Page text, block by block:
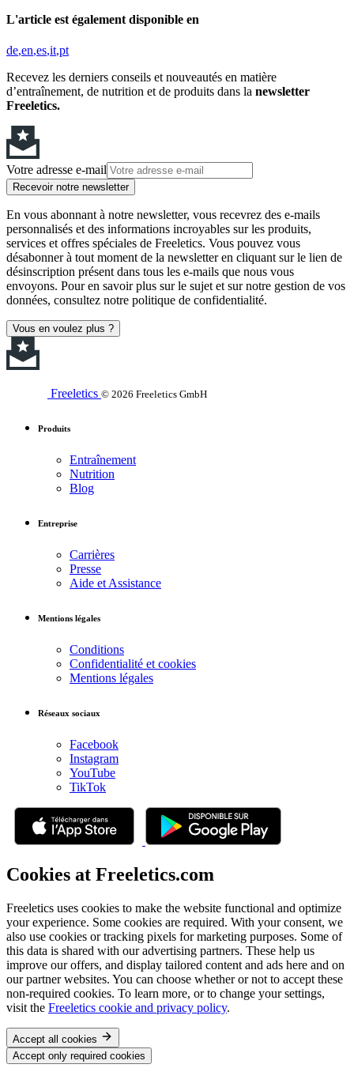
L'article est également disponible en
de en es it pt
Recevez les derniers conseils et nouveautés en matière
d’entraînement, de nutrition et de produits dans la newsletter
Freeletics.
Votre adresse e-mail
Recevoir notre newsletter
En vous abonnant à notre newsletter, vous recevrez des e-mails
personnalisés et des informations incroyables sur les produits,
services et offres spéciales de Freeletics. Vous pouvez vous
désabonner à tout moment de la newsletter en cliquant sur le lien de
désinscription présent dans tous les e-mails que nous vous
envoyons. Pour en savoir plus sur le sujet et sur notre gestion de vos
données, consultez notre politique de confidentialité.
Vous en voulez plus ?
Freeletics © 2026 Freeletics GmbH
Produits
Entraînement
Nutrition
Blog
Entreprise
Carrières
Presse
Aide et Assistance
Mentions légales
Conditions
Confidentialité et cookies
Mentions légales
Réseaux sociaux
Facebook
Instagram
YouTube
TikTok
Cookies at Freeletics.com
Freeletics uses cookies to make the website functional and optimize
your experience. Some cookies are required. With your consent, we
also use cookies or tracking pixels for marketing purposes. Some of
this data is shared with our advertising partners. These help us
improve our offers, and display tailored content and ads here and on
our partner websites. You can choose whether or not to accept these
non-required cookies. To learn more, or to change your settings,
visit the Freeletics cookie and privacy policy.
Accept all cookies
Accept only required cookies